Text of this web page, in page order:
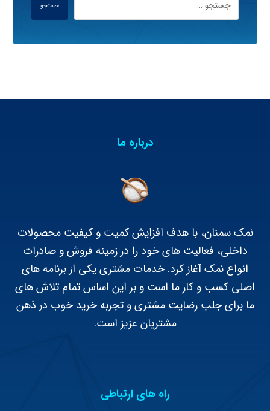
جستجو
درباره ما
نمک سمنان، با هدف افزایش کمیت و کیفیت محصولات
داخلی، فعالیت های خود را در زمینه فروش و صادرات
انواع نمک آغاز کرد. خدمات مشتری یکی از برنامه های
اصلی کسب و کار ما است و بر این اساس تمام تلاش های
ما برای جلب رضایت مشتری و تجربه خرید خوب در ذهن
مشتریان عزیز است.
راه های ارتباطی